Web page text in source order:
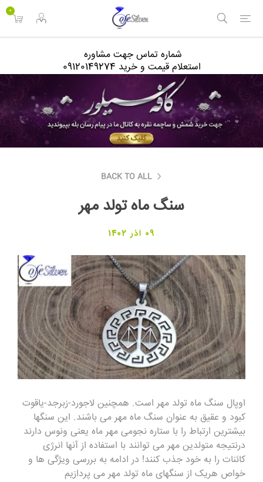
0
شماره تماس جهت مشاوره
استعلام قیمت و خرید 09120149274
BACK TO ALL
سنگ ماه تولد مهر
09 آذر 1402
اوپال سنگ ماه تولد مهر است. همچنین لاجورد-زبرجد-یاقوت
کبود و عقیق به عنوان سنگ ماه مهر می باشند. این سنگها
بیشترین ارتباط را با ستاره نجومی مهر ماه یعنی ونوس دارند
درنتیجه متولدین مهر می توانند با استفاده از آنها انرژی
کائنات را به خود جذب کنند! در ادامه به بررسی ویژگی ها و
خواص هریک از سنگهای ماه تولد مهر می پردازیم